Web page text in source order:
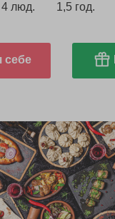
4 люд. 1,5 год.
себе